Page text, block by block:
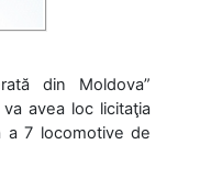
din Moldova”
avea loc licitaţia
a 7 locomotive de